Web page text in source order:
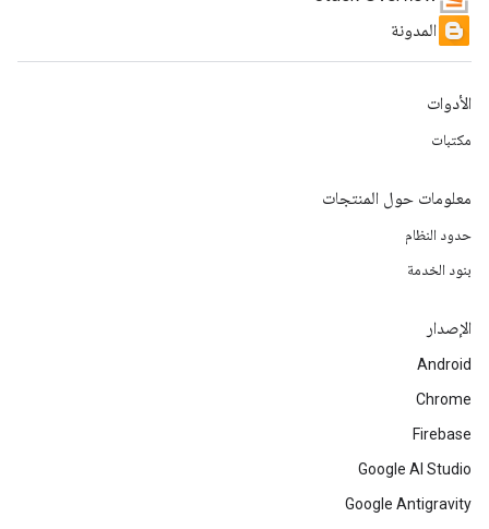
المدونة
الأدوات
مكتبات
معلومات حول المنتجات
حدود النظام
بنود الخدمة
الإصدار
Android
Chrome
Firebase
Google AI Studio
Google Antigravity